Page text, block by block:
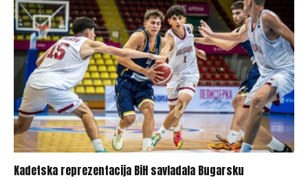
Kadetska reprezentacija BiH savladala Bugarsku